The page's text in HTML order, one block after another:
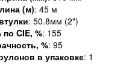
(м): 45 м
: 50.8мм (2")
CIE, %: 155
%: 95
в упаковке: 1